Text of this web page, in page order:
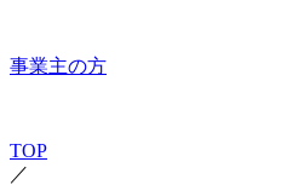
事業主の方
TOP
／